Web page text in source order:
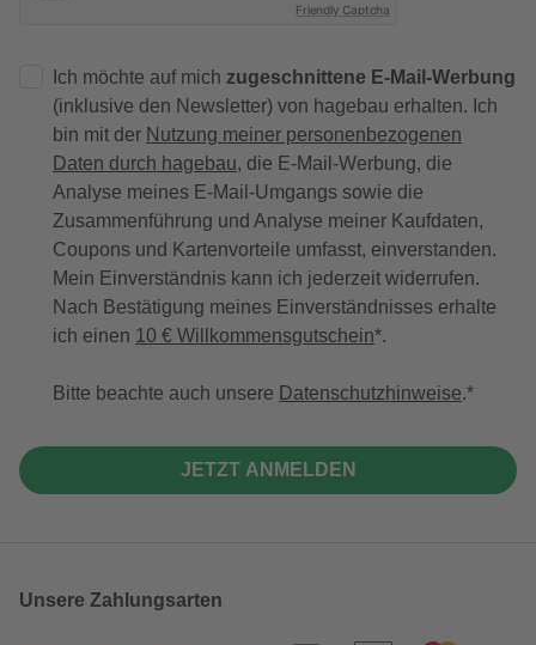
Friendly Captcha
Ich möchte auf mich zugeschnittene E-Mail-Werbung
(inklusive den Newsletter) von hagebau erhalten. Ich
bin mit der Nutzung meiner personenbezogenen
Daten durch hagebau, die E-Mail-Werbung, die
Analyse meines E-Mail-Umgangs sowie die
Zusammenführung und Analyse meiner Kaufdaten,
Coupons und Kartenvorteile umfasst, einverstanden.
Mein Einverständnis kann ich jederzeit widerrufen.
Nach Bestätigung meines Einverständnisses erhalte
ich einen 10 € Willkommensgutschein*.
Bitte beachte auch unsere Datenschutzhinweise.
JETZT ANMELDEN
Unsere Zahlungsarten